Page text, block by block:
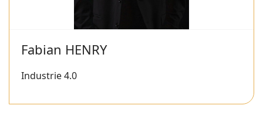
Fabian HENRY
Industrie 4.0